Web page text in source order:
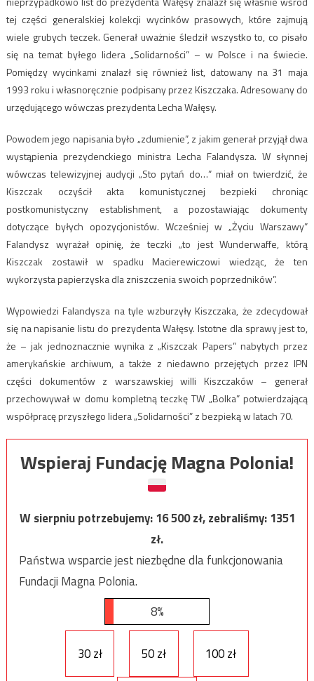
tej części generalskiej kolekcji wycinków prasowych, które zajmują
wiele grubych teczek. Generał uważnie śledził wszystko to, co pisało
się na temat byłego lidera „Solidarności” – w Polsce i na świecie.
Pomiędzy wycinkami znalazł się również list, datowany na 31 maja
1993 roku i własnoręcznie podpisany przez Kiszczaka. Adresowany do
urzędującego wówczas prezydenta Lecha Wałęsy.
Powodem jego napisania było „zdumienie”, z jakim generał przyjął dwa
wystąpienia prezydenckiego ministra Lecha Falandysza. W słynnej
wówczas telewizyjnej audycji „Sto pytań do…” miał on twierdzić, że
Kiszczak oczyścił akta komunistycznej bezpieki chroniąc
postkomunistyczny establishment, a pozostawiając dokumenty
dotyczące byłych opozycjonistów. Wcześniej w „Życiu Warszawy”
Falandysz wyrażał opinię, że teczki „to jest Wunderwaffe, którą
Kiszczak zostawił w spadku Macierewiczowi wiedząc, że ten
wykorzysta papierzyska dla zniszczenia swoich poprzedników”.
Wypowiedzi Falandysza na tyle wzburzyły Kiszczaka, że zdecydował
się na napisanie listu do prezydenta Wałęsy. Istotne dla sprawy jest to,
że – jak jednoznacznie wynika z „Kiszczak Papers” nabytych przez
amerykańskie archiwum, a także z niedawno przejętych przez IPN
części dokumentów z warszawskiej willi Kiszczaków – generał
przechowywał w domu kompletną teczkę TW „Bolka” potwierdzającą
współpracę przyszłego lidera „Solidarności” z bezpieką w latach 70.
Wspieraj Fundację Magna Polonia!
W sierpniu potrzebujemy:16 500zł, zebraliśmy:1351
zł.
Państwa wsparcie jest niezbędne dla funkcjonowania
Fundacji Magna Polonia.
8%
30 zł 50 zł 100 zł